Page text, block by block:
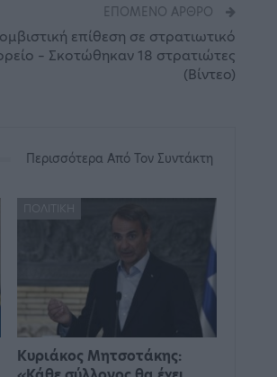
ΕΠΌΜΕΝΟ ΆΡΘΡΟ
επίθεση σε στρατιωτικό
– Σκοτώθηκαν 18 στρατιώτες
(Βίντεο)
Περισσότερα Από Τον Συντάκτη
ΠΟΛΙΤΙΚΉ
Κυριάκος Μητσοτάκης: